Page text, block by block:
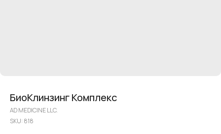
БиоКлинзинг Комплекс
AD MEDICINE LLC.
SKU: 818